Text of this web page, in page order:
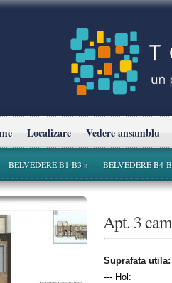
Localizare Vedere ansamblu
BELVEDERE B1-B3» BELVEDERE B4-
titlu informativ.
Apt. 3
Suprafata utila:
--- Hol: